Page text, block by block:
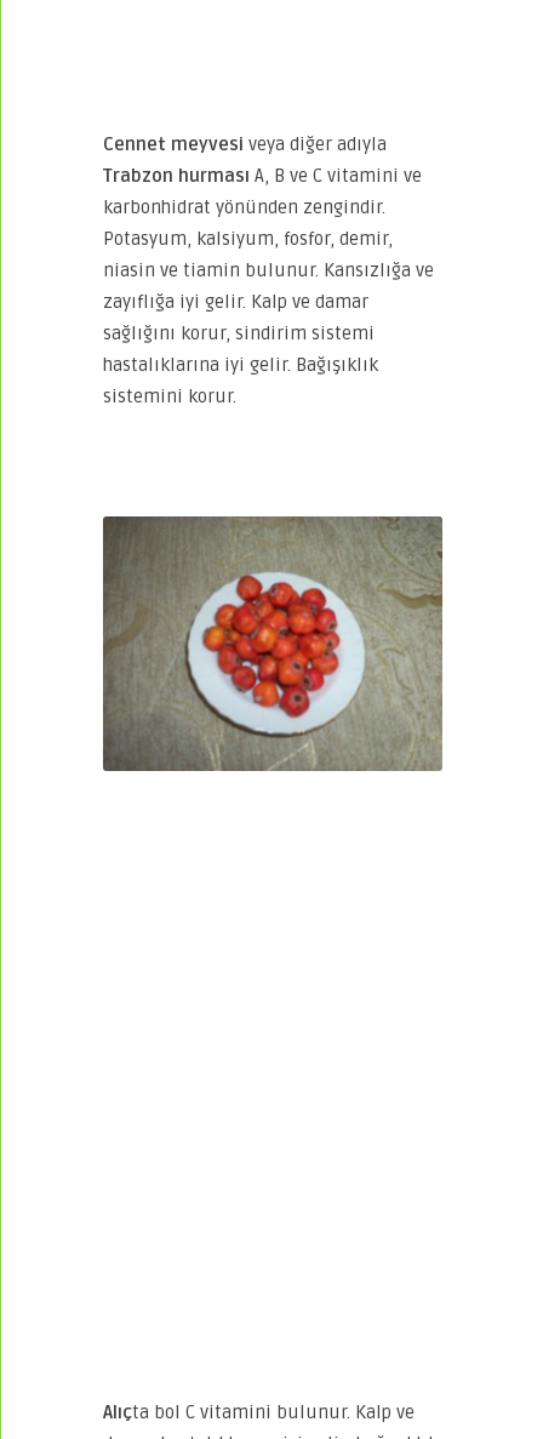
Cennet meyvesi veya diğer adıyla
Trabzon hurması A, B ve C vitamini ve
karbonhidrat yönünden zengindir.
Potasyum, kalsiyum, fosfor, demir,
niasin ve tiamin bulunur. Kansızlığa ve
zayıflığa iyi gelir. Kalp ve damar
sağlığını korur, sindirim sistemi
hastalıklarına iyi gelir. Bağışıklık
sistemini korur.
Alıçta bol C vitamini bulunur. Kalp ve